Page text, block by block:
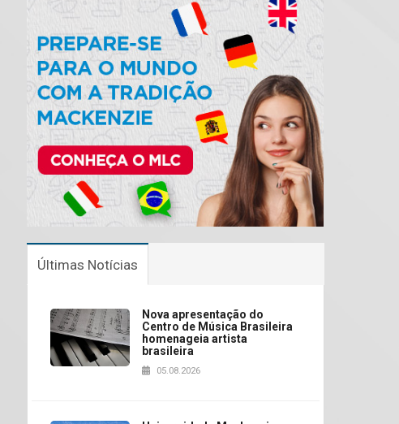
Últimas Notícias
Nova apresentação do
Centro de Música Brasileira
homenageia artista
brasileira
05.08.2026